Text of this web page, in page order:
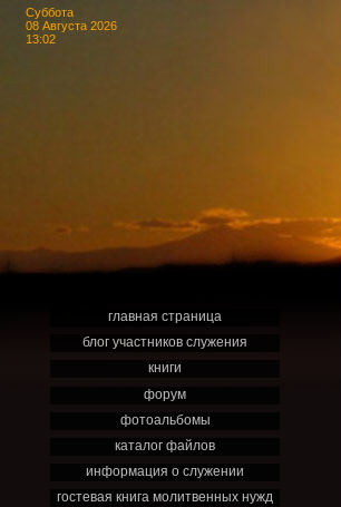
Суббота
08 Августа 2026
13:02
главная страница
блог участников служения
книги
форум
фотоальбомы
каталог файлов
информация о служении
гостевая книга молитвенных нужд